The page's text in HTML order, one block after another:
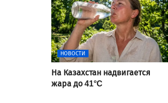
НОВОСТИ
На Казахстан надвигается
жара до 41°C